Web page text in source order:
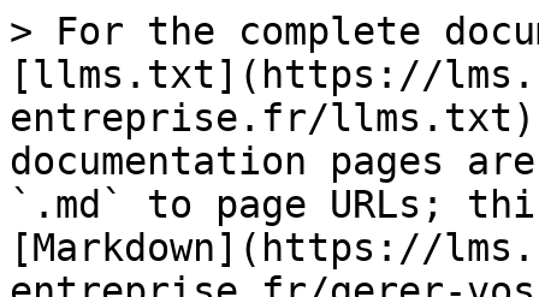
> For the complete
[llms.txt](https://
entreprise.fr/llms.txt).
documentation pages
`.md` to page URLs;
[Markdown](https://